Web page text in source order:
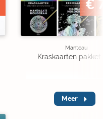
€
Manteau
Kraskaarten pakket
Meer